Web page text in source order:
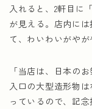
入れると、2軒目に
が見える。店内に
て、わいわいがや
「当店は、日本の
入口の大型造形物
っているので、記